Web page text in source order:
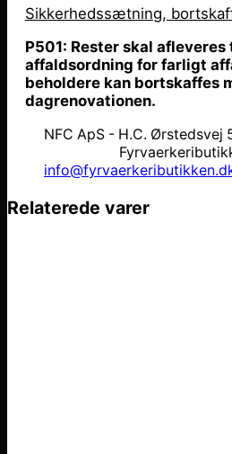
Sikkerhedssætning,
P501: Rester skal
affaldsordning for farligt
beholdere kan bortskaffes
dagrenovationen.
NFC ApS - H.C. Ørstedsvej
Relaterede varer